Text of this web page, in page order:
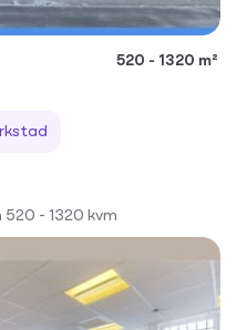
520 - 1320 m²
- 1320 kvm